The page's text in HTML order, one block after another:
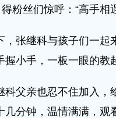
粉丝们惊呼：“高手相
继科与孩子们一起
小手，一板一眼的教
亲也忍不住加入，
分钟，温情满满，观